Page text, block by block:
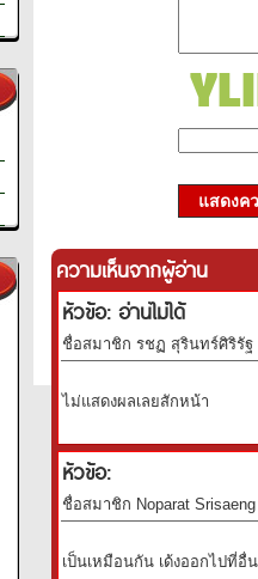
แสดงค
ความเห็นจากผู้อ่าน
หัวข้อ: อ่านไม่ได้
ชื่อสมาชิก รชฏ สุรินทร์ศิริรัฐ
ไม่แสดงผลเลยสักหน้า
หัวข้อ:
ชื่อสมาชิก Noparat
เป็นเหมือนกัน เด้งออกไปที่อื่